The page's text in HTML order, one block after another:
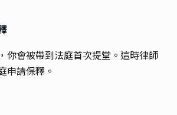
你會被帶到法庭首次提堂。這時律師
申請保釋。